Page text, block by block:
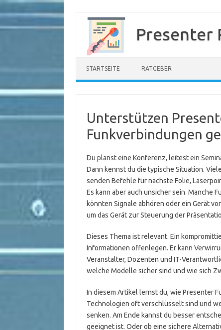
Inhalt
springen
Presenter
STARTSEITE RATGEBER
Unterstützen
Funkverbindungen
Du planst eine Konferenz, leitest ein
Dann kennst du die typische Situation.
senden Befehle für nächste Folie,
Es kann aber auch unsicher sein. Manche
könnten Signale abhören oder ein Gerät
um das Gerät zur Steuerung der
Dieses Thema ist relevant. Ein
Informationen offenlegen. Er kann
Veranstalter, Dozenten und IT-
welche Modelle sicher sind und wie sich
In diesem Artikel lernst du, wie Presenter
Technologien oft verschlüsselt sind und
senken. Am Ende kannst du besser
geeignet ist. Oder ob eine sichere